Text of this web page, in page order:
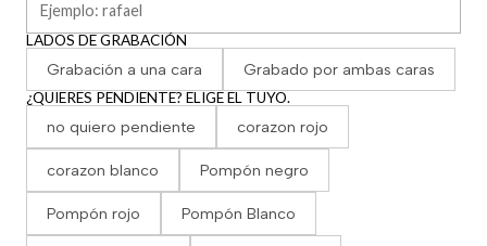
LADOS DE GRABACIÓN
Grabación a una cara Grabado por ambas caras
¿QUIERES PENDIENTE? ELIGE EL TUYO.
no quiero pendiente corazon rojo
corazon blanco Pompón negro
Pompón rojo Pompón Blanco